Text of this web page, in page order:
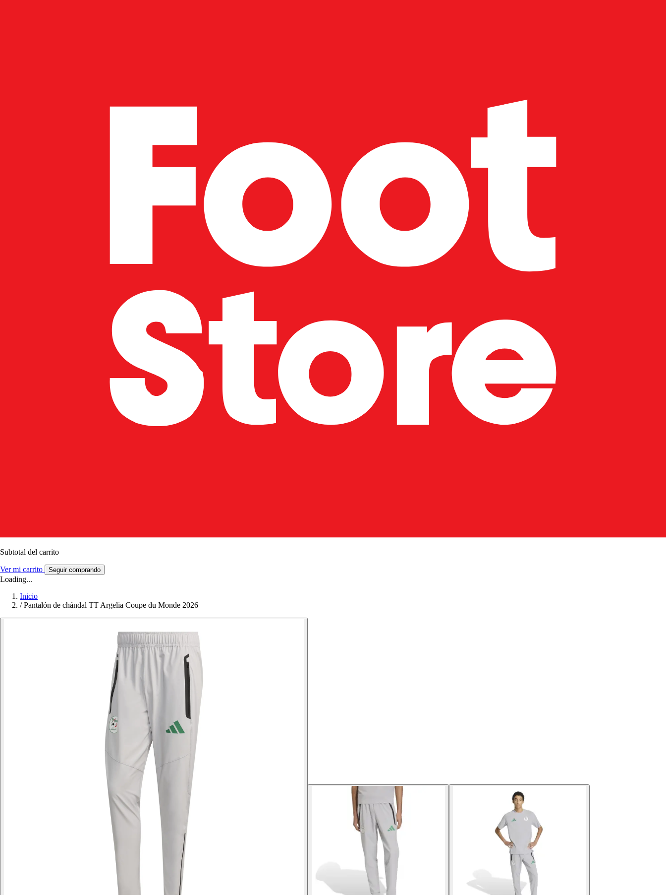
Subtotal del carrito
Ver mi carrito Seguir comprando
Loading...
Inicio
/ Pantalón de chándal TT Argelia Coupe du Monde 2026